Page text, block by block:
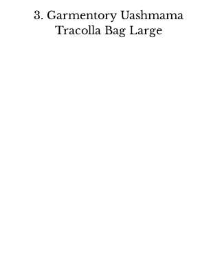
3. Garmentory Uashmama
Tracolla Bag Large